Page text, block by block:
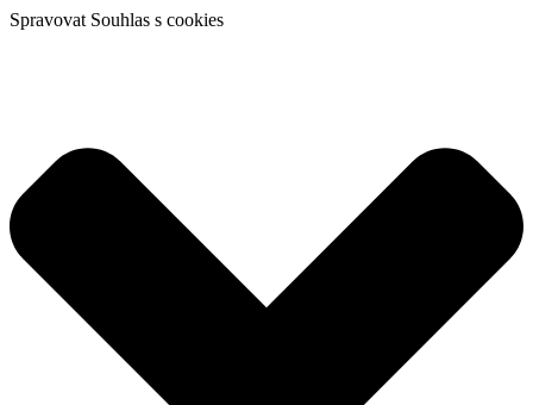
Spravovat Souhlas s cookies